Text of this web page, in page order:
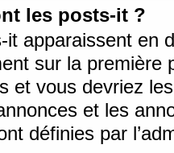
les posts-it ?
it apparaissent en
sur la première
et vous devriez
et les
définies par